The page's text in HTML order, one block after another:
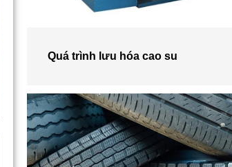
Quá trình lưu hóa cao su